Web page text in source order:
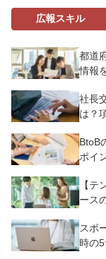
広報スキル
都道
情報
社長
は？
BtoB
ポイ
【テ
ース
スポ
時の5